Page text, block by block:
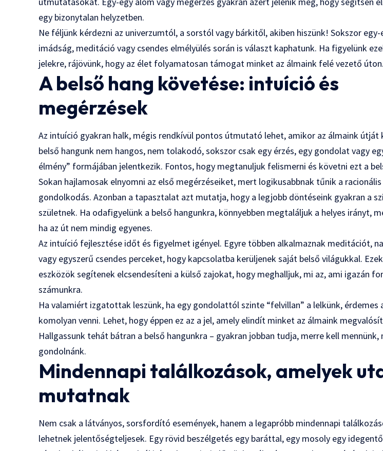
egy bizonytalan helyzetben.
Ne féljünk kérdezni az univerzumtól, a sorstól vagy bárkitől, akiben hiszünk! Sokszor egy-
imádság, meditáció vagy csendes elmélyülés során is választ kaphatunk. Ha figyelünk
jelekre, rájövünk, hogy az élet folyamatosan támogat minket az álmaink felé vezető úton.
A belső hang követése: intuíció és
megérzések
Az intuíció gyakran halk, mégis rendkívül pontos útmutató lehet, amikor az álmaink útját
belső hangunk nem hangos, nem tolakodó, sokszor csak egy érzés, egy gondolat vagy
élmény” formájában jelentkezik. Fontos, hogy megtanuljuk felismerni és követni ezt a
Sokan hajlamosak elnyomni az első megérzéseiket, mert logikusabbnak tűnik a racionális
gondolkodás. Azonban a tapasztalat azt mutatja, hogy a legjobb döntéseink gyakran a
születnek. Ha odafigyelünk a belső hangunkra, könnyebben megtaláljuk a helyes irányt,
ha az út nem mindig egyenes.
Az intuíció fejlesztése időt és figyelmet igényel. Egyre többen alkalmaznak meditációt,
vagy egyszerű csendes perceket, hogy kapcsolatba kerüljenek saját belső világukkal.
eszközök segítenek elcsendesíteni a külső zajokat, hogy meghalljuk, mi az, ami igazán
számunkra.
Ha valamiért izgatottak leszünk, ha egy gondolattól szinte “felvillan” a lelkünk, érdemes
komolyan venni. Lehet, hogy éppen ez az a jel, amely elindít minket az álmaink
Hallgassunk tehát bátran a belső hangunkra – gyakran jobban tudja, merre kell mennünk,
gondolnánk.
Mindennapi találkozások, amelyek
mutatnak
Nem csak a látványos, sorsfordító események, hanem a legapróbb mindennapi
lehetnek jelentőségteljesek. Egy rövid beszélgetés egy baráttal, egy mosoly egy